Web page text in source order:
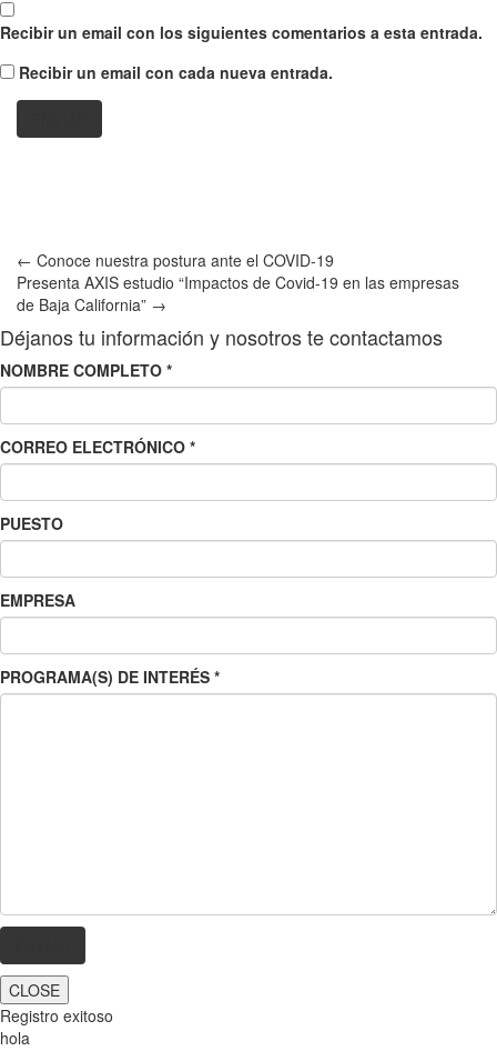
Recibir un email con los siguientes comentarios a esta entrada.
Recibir un email con cada nueva entrada.
← Conoce nuestra postura ante el COVID-19
Presenta AXIS estudio “Impactos de Covid-19 en las empresas
de Baja California” →
Déjanos tu información y nosotros te contactamos
NOMBRE COMPLETO *
CORREO ELECTRÓNICO *
PUESTO
EMPRESA
PROGRAMA(S) DE INTERÉS *
CLOSE
Registro exitoso
hola